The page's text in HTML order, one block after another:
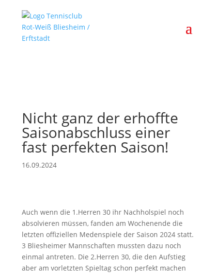
Nicht ganz der erhoffte
Saisonabschluss einer
fast perfekten Saison!
16.09.2024
Auch wenn die 1.Herren 30 ihr Nachholspiel noch
absolvieren müssen, fanden am Wochenende die
letzten offiziellen Medenspiele der Saison 2024 statt.
3 Bliesheimer Mannschaften mussten dazu noch
einmal antreten. Die 2.Herren 30, die den Aufstieg
aber am vorletzten Spieltag schon perfekt machen